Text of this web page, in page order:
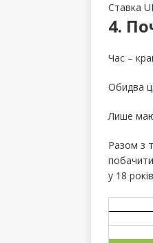
Ставка
4.
Час –
Обидва
Лише
Разом з
у 18